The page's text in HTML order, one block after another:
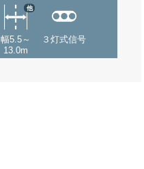
幅5.5～
13.0m
他
３灯式信号